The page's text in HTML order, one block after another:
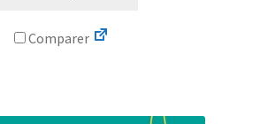
Comparer